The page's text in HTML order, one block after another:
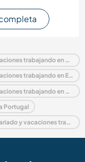
Alojamiento con familias, voluntariado y vacaciones trabajando en Portugal
Alojamiento con familias, voluntariado y vacaciones trabajando en Europa
Alojamiento con familias, voluntariado y vacaciones trabajando en Coimbra and Center
Portugal
Última hora Alojamiento con familias, voluntariado y vacaciones trabajando en Portugal